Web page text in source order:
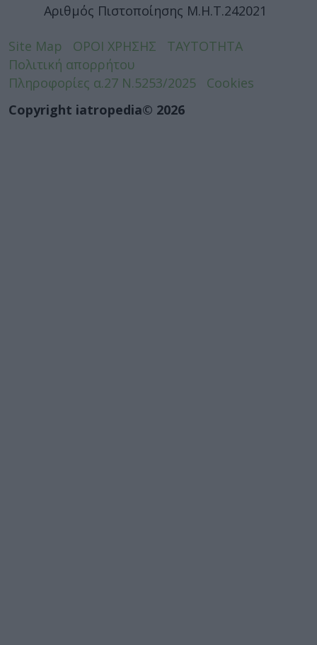
Αριθμός Πιστοποίησης Μ.Η.Τ.242021
Site Map ΟΡΟΙ ΧΡΗΣΗΣ
ΤΑΥΤΟΤΗΤΑ
Πολιτική απορρήτου
Πληροφορίες α.27 Ν.5253/2025
Cookies
Copyright iatropedia© 2026